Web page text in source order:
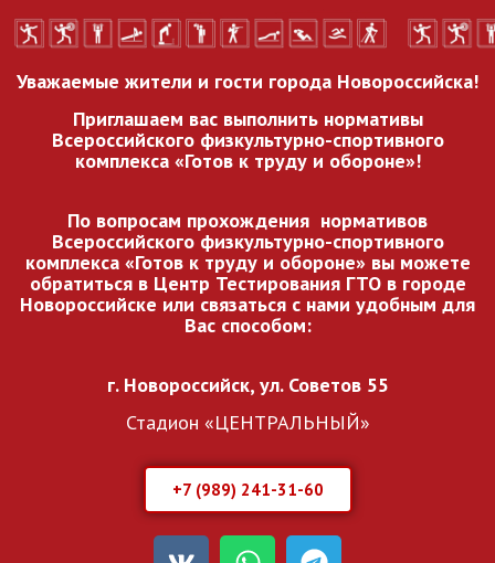
Уважаемые жители и гости города Новороссийска!
Приглашаем вас выполнить нормативы
Всероссийского физкультурно-спортивного
комплекса «Готов к труду и обороне»!
По вопросам прохождения нормативов
Всероссийского физкультурно-спортивного
комплекса «Готов к труду и обороне» вы можете
обратиться в Центр Тестирования ГТО в городе
Новороссийске или связаться с нами удобным для
Вас способом:
г. Новороссийск, ул. Советов 55
Стадион «ЦЕНТРАЛЬНЫЙ»
+7 (989) 241-31-60